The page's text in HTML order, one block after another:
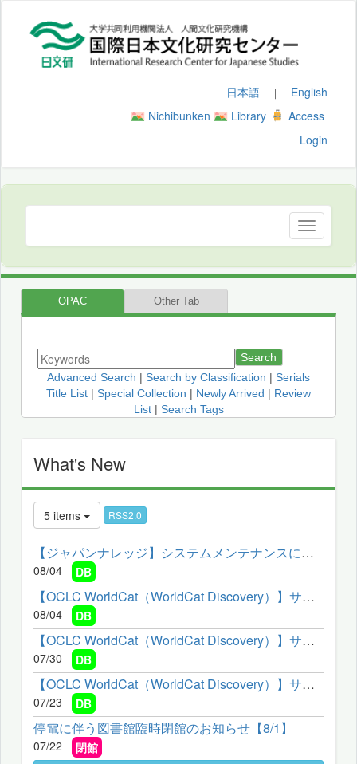
日本語 ｜ English
Nichibunken
Library
Access
Login
OPAC Other Tab
Search
Advanced Search | Search by Classification | Serials
Title List | Special Collection | Newly Arrived | Review
List| Search Tags
What's New
5 items RSS2.0
【ジャパンナレッジ】システムメンテナンスによるサービス停止の...
08/04 DB
【OCLC WorldCat（WorldCat Discovery）】サービスメンテナンスの...
08/04 DB
【OCLC WorldCat（WorldCat Discovery）】サービスメンテナンスの...
07/30 DB
【OCLC WorldCat（WorldCat Discovery）】サービスメンテナンスの...
07/23 DB
停電に伴う図書館臨時閉館のお知らせ【8/1】
07/22 閉館